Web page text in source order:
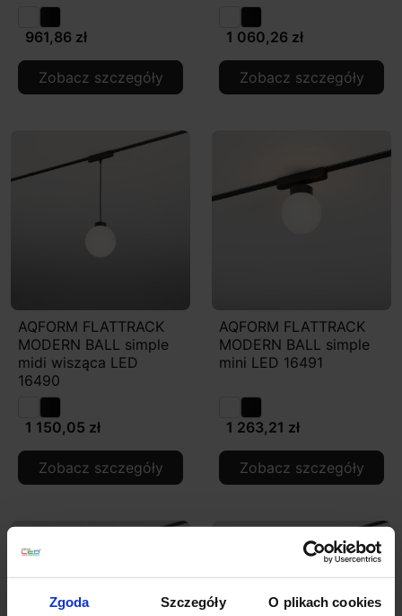
Zgoda Szczegóły O plikach cookies
961,86 zł
Zobacz szczegóły
1 060,26 zł
Zobacz szczegóły
AQFORM FLATTRACK
MODERN BALL simple
midi wisząca LED
16490
1 150,05 zł
Zobacz szczegóły
AQFORM FLATTRACK
MODERN BALL simple
mini LED 16491
1 263,21 zł
Zobacz szczegóły